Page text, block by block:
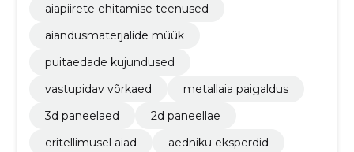
aiapiirete ehitamise teenused
aiandusmaterjalide müük
puitaedade kujundused
vastupidav võrkaed
metallaia paigaldus
3d paneelaed
2d paneellae
eritellimusel aiad
aedniku eksperdid